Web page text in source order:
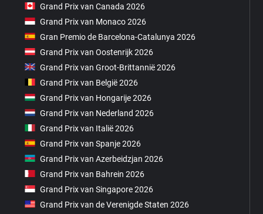
Grand Prix van Canada 2026
Grand Prix van Monaco 2026
Gran Premio de Barcelona-Catalunya 2026
Grand Prix van Oostenrijk 2026
Grand Prix van Groot-Brittannië 2026
Grand Prix van België 2026
Grand Prix van Hongarije 2026
Grand Prix van Nederland 2026
Grand Prix van Italië 2026
Grand Prix van Spanje 2026
Grand Prix van Azerbeidzjan 2026
Grand Prix van Bahrein 2026
Grand Prix van Singapore 2026
Grand Prix van de Verenigde Staten 2026